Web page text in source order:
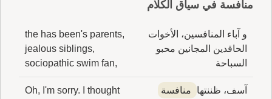
منافسة في سياق الكلام
و آباء المنافسين، الأخوات
الحاقدين المجانين محبو
السباحة
the has been's parents,
jealous siblings,
sociopathic swim fan,
آسف، ظننتها
منافسة
Oh, I'm sorry. I thought